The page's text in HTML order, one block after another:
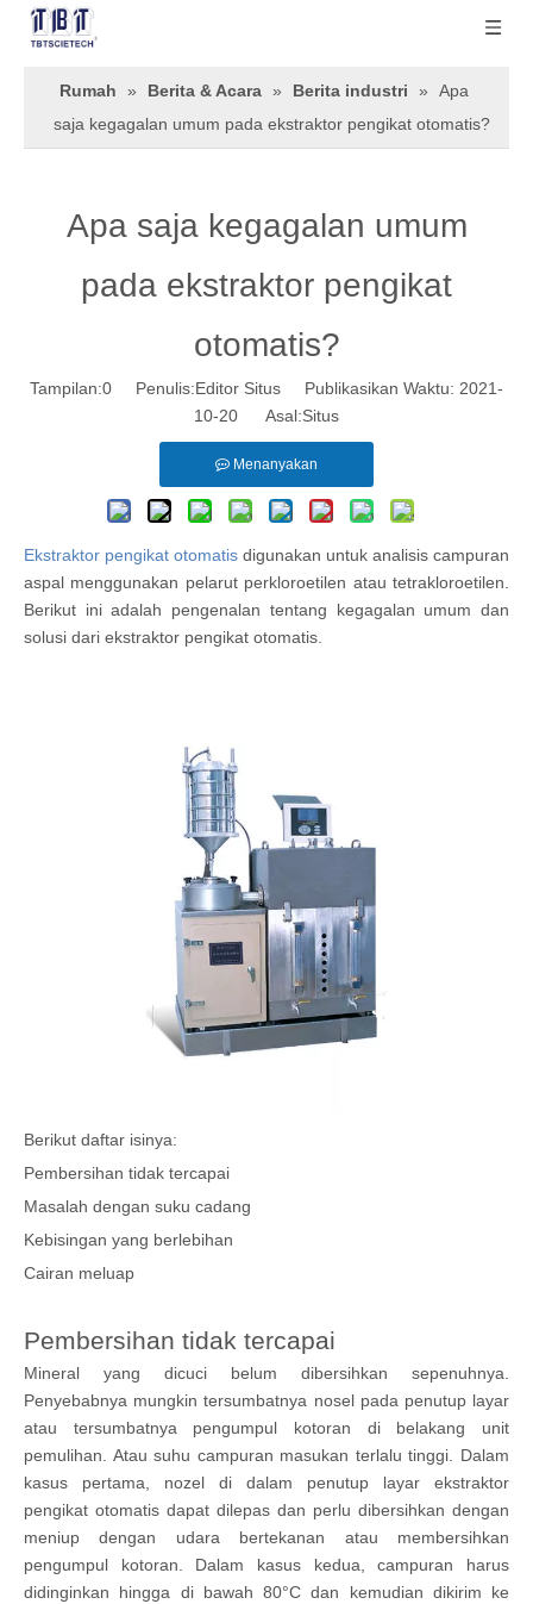
Rumah » Berita & Acara » Berita industri »
Apa
saja kegagalan umum pada ekstraktor pengikat otomatis?
Apa saja kegagalan umum
pada ekstraktor pengikat
otomatis?
Tampilan:0 Penulis:Editor Situs Publikasikan Waktu: 2021-
10-20 Asal:Situs
Menanyakan
Ekstraktor pengikat otomatis digunakan untuk analisis campuran
aspal menggunakan pelarut perkloroetilen atau tetrakloroetilen.
Berikut ini adalah pengenalan tentang kegagalan umum dan
solusi dari ekstraktor pengikat otomatis.
Berikut daftar isinya:
Pembersihan tidak tercapai
Masalah dengan suku cadang
Kebisingan yang berlebihan
Cairan meluap
Pembersihan tidak tercapai
Mineral yang dicuci belum dibersihkan sepenuhnya.
Penyebabnya mungkin tersumbatnya nosel pada penutup layar
atau tersumbatnya pengumpul kotoran di belakang unit
pemulihan. Atau suhu campuran masukan terlalu tinggi. Dalam
kasus pertama, nozel di dalam penutup layar ekstraktor
pengikat otomatis dapat dilepas dan perlu dibersihkan dengan
meniup dengan udara bertekanan atau membersihkan
pengumpul kotoran. Dalam kasus kedua, campuran harus
didinginkan hingga di bawah 80°C dan kemudian dikirim ke